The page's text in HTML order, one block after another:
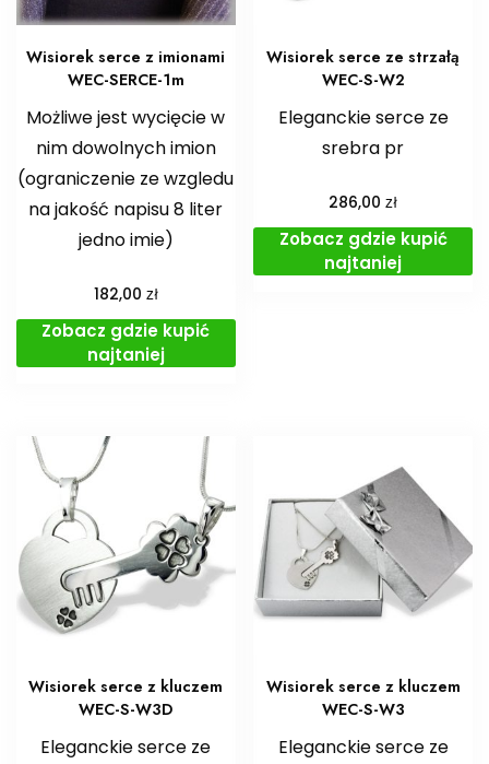
Wisiorek serce z imionami
WEC-SERCE-1m
Możliwe jest wycięcie w
nim dowolnych imion
(ograniczenie ze wzgledu
na jakość napisu 8 liter
jedno imie)
182,00 zł
Zobacz gdzie kupić
najtaniej
Wisiorek serce ze strzałą
WEC-S-W2
Eleganckie serce ze
srebra pr
286,00zł
Zobacz gdzie kupić
najtaniej
Wisiorek serce z kluczem
WEC-S-W3D
Eleganckie serce ze
Wisiorek serce z kluczem
WEC-S-W3
Eleganckie serce ze